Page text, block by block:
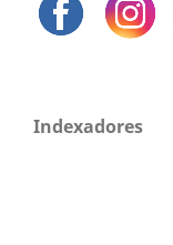
Indexadores